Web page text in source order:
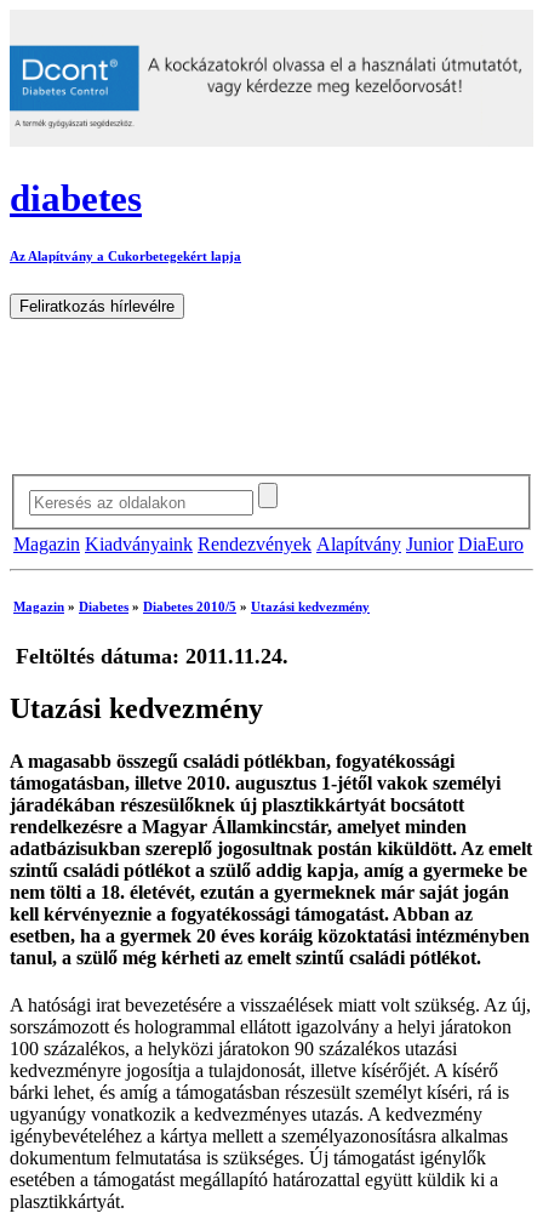
diabetes
Az Alapítvány a Cukorbetegekért lapja
Magazin Kiadványaink Rendezvények Alapítvány Junior DiaEuro
Magazin » Diabetes » Diabetes 2010/5 » Utazási kedvezmény
Feltöltés dátuma: 2011.11.24.
Utazási kedvezmény
A magasabb összegű családi pótlékban, fogyatékossági
támogatásban, illetve 2010. augusztus 1-jétől vakok személyi
járadékában részesülőknek új plasztikkártyát bocsátott
rendelkezésre a Magyar Államkincstár, amelyet minden
adatbázisukban szereplő jogosultnak postán kiküldött. Az emelt
szintű családi pótlékot a szülő addig kapja, amíg a gyermeke be
nem tölti a 18. életévét, ezután a gyermeknek már saját jogán
kell kérvényeznie a fogyatékossági támogatást. Abban az
esetben, ha a gyermek 20 éves koráig közoktatási intézményben
tanul, a szülő még kérheti az emelt szintű családi pótlékot.
A hatósági irat bevezetésére a visszaélések miatt volt szükség. Az új,
sorszámozott és hologrammal ellátott igazolvány a helyi járatokon
100 százalékos, a helyközi járatokon 90 százalékos utazási
kedvezményre jogosítja a tulajdonosát, illetve kísérőjét. A kísérő
bárki lehet, és amíg a támogatásban részesült személyt kíséri, rá is
ugyanúgy vonatkozik a kedvezményes utazás. A kedvezmény
igénybevételéhez a kártya mellett a személyazonosításra alkalmas
dokumentum felmutatása is szükséges. Új támogatást igénylők
esetében a támogatást megállapító határozattal együtt küldik ki a
plasztikkártyát.